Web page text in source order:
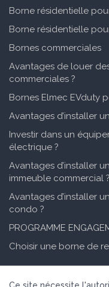
Borne résidentielle
Borne résidentielle
Bornes commerciales
Avantages de louer
commerciales ?
Bornes Elmec EVduty
Avantages d’installer
Investir dans un
électrique ?
Avantages d’installer
immeuble commercial ?
Avantages d’installer
condo ?
PROGRAMME
Choisir une borne de
Copyright @ 2026